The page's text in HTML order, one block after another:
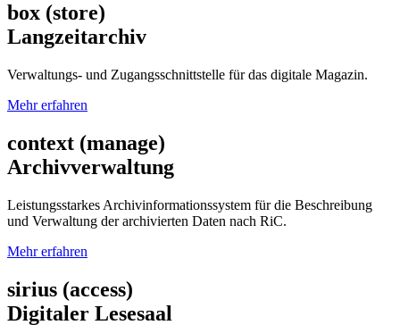
box (store)
Langzeitarchiv
Verwaltungs- und Zugangsschnittstelle für das digitale Magazin.
Mehr erfahren
context (manage)
Archivverwaltung
Leistungsstarkes Archivinformations­system für die Beschreibung
und Verwaltung der archivierten Daten nach RiC.
Mehr erfahren
sirius (access)
Digitaler Lesesaal